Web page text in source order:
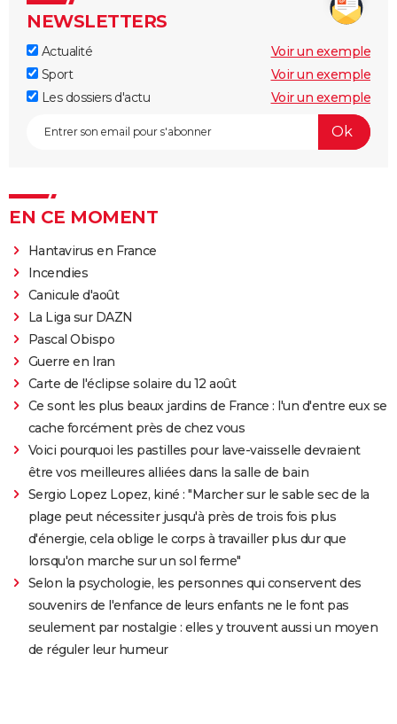
NEWSLETTERS
Actualité
Voir un exemple
Sport
Voir un exemple
Les dossiers d'actu
Voir un exemple
EN CE MOMENT
Hantavirus en France
Incendies
Canicule d'août
La Liga sur DAZN
Pascal Obispo
Guerre en Iran
Carte de l'éclipse solaire du 12 août
Ce sont les plus beaux jardins de France : l'un d'entre eux se
cache forcément près de chez vous
Voici pourquoi les pastilles pour lave-vaisselle devraient
être vos meilleures alliées dans la salle de bain
Sergio Lopez Lopez, kiné : "Marcher sur le sable sec de la
plage peut nécessiter jusqu'à près de trois fois plus
d'énergie, cela oblige le corps à travailler plus dur que
lorsqu'on marche sur un sol ferme"
Selon la psychologie, les personnes qui conservent des
souvenirs de l'enfance de leurs enfants ne le font pas
seulement par nostalgie : elles y trouvent aussi un moyen
de réguler leur humeur